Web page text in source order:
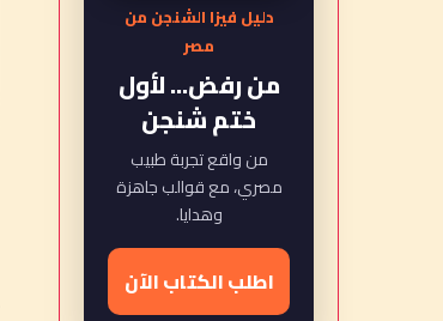
دليل فيزا الشنجن من
مصر
من رفض... لأول
ختم شنجن
من واقع تجربة طبيب
مصري، مع قوالب جاهزة
وهدايا.
اطلب الكتاب الآن